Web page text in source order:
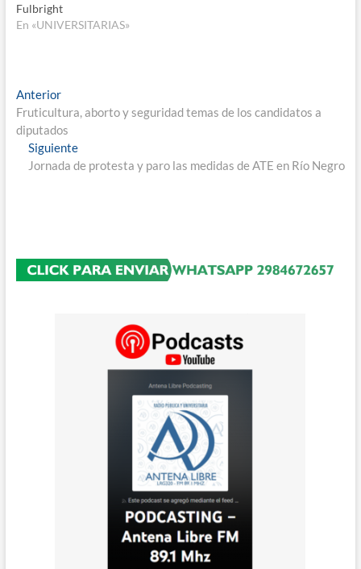
Fulbright
En «UNIVERSITARIAS»
Navegación
de
entradas
AnteriorEntrada
anterior:
Fruticultura, aborto y seguridad temas de los candidatos a
diputados
SiguienteEntrada
siguiente:
Jornada de protesta y paro las medidas de ATE en Río Negro